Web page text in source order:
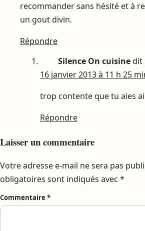
recommander sans hésité et à
un gout divin.
Répondre
Silence On cuisinedit
16 janvier 2013 à 11 h 25
trop contente que tu aies
Répondre
Laisser un commentaire
Votre adresse e-mail ne sera pas
obligatoires sont indiqués avec *
Commentaire *